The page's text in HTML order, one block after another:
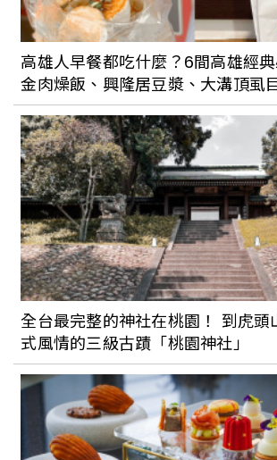
高雄人早餐都吃什麼？6間高雄經
金肉燥飯、興隆居豆漿、大溝頂虱
全台最完整的神社在桃園！ 到虎頭
式風情的三級古蹟「桃園神社」